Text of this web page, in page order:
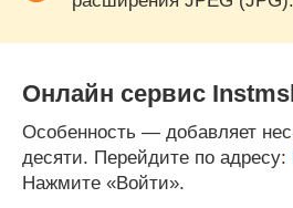
Онлайн сервис
Особенность — добавляет
десяти. Перейдите по адресу:
Нажмите «Войти».